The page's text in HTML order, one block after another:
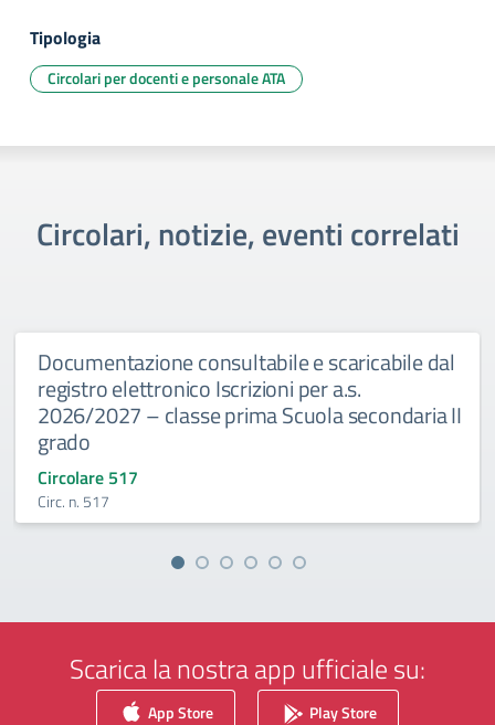
Tipologia
Circolari per docenti e personale ATA
Circolari, notizie, eventi correlati
Documentazione consultabile e scaricabile dal
registro elettronico Iscrizioni per a.s.
2026/2027 – classe prima Scuola secondaria II
grado
Circolare 517
Circ. n. 517
Scarica la nostra app ufficiale su:
App Store Play Store